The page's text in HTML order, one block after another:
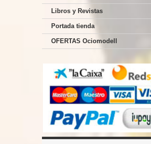
Libros y Revistas
Portada tienda
OFERTAS Ociomodell